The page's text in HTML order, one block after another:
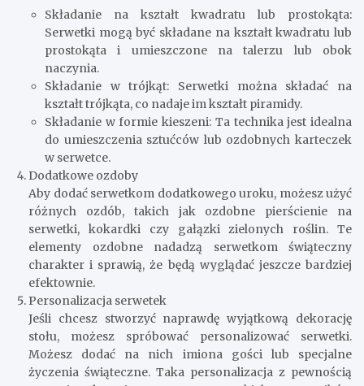
Składanie na kształt kwadratu lub prostokąta:
Serwetki mogą być składane na kształt kwadratu lub
prostokąta i umieszczone na talerzu lub obok
naczynia.
Składanie w trójkąt: Serwetki można składać na
kształt trójkąta, co nadaje im kształt piramidy.
Składanie w formie kieszeni: Ta technika jest idealna
do umieszczenia sztućców lub ozdobnych karteczek
w serwetce.
Dodatkowe ozdoby
Aby dodać serwetkom dodatkowego uroku, możesz użyć
różnych ozdób, takich jak ozdobne pierścienie na
serwetki, kokardki czy gałązki zielonych roślin. Te
elementy ozdobne nadadzą serwetkom świąteczny
charakter i sprawią, że będą wyglądać jeszcze bardziej
efektownie.
Personalizacja serwetek
Jeśli chcesz stworzyć naprawdę wyjątkową dekorację
stołu, możesz spróbować personalizować serwetki.
Możesz dodać na nich imiona gości lub specjalne
życzenia świąteczne. Taka personalizacja z pewnością